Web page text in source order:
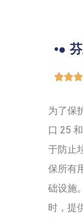
•●
为了保
口 25
于防止
保所有
础设施
时，提